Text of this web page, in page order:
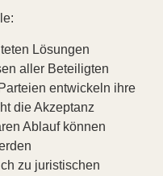
Lösungen
aller Beteiligten
entwickeln ihre
die Akzeptanz
Ablauf können
zu juristischen